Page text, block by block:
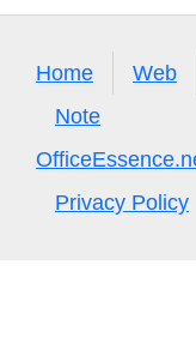
Home Web
Note
Privacy Policy